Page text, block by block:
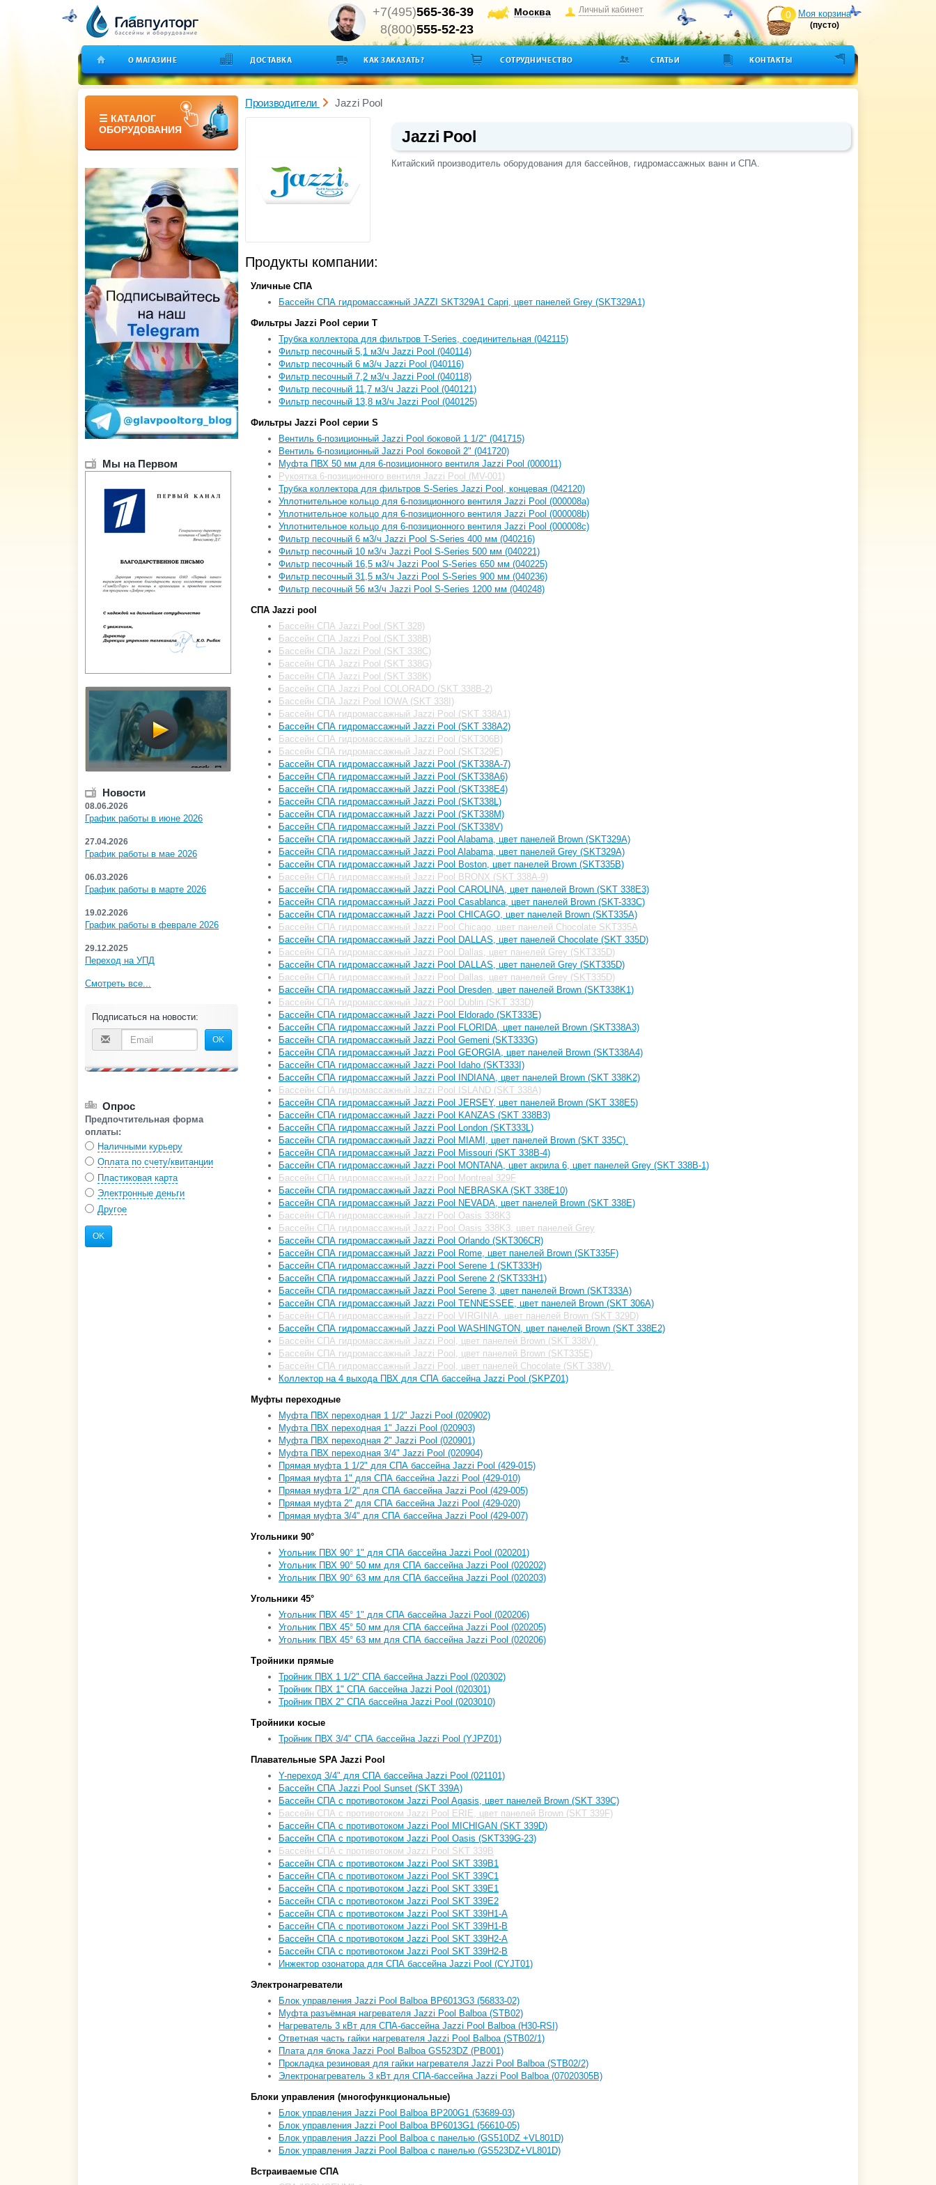
+7(495)565-36-39
8(800)555-52-23
Москва Личный кабинет 0 Моя корзина
(пусто)
О МАГАЗИНЕ ДОСТАВКА КАК ЗАКАЗАТЬ? СОТРУДНИЧЕСТВО СТАТЬИ КОНТАКТЫ
☰ КАТАЛОГ
ОБОРУДОВАНИЯ
Мы на Первом
Новости
08.06.2026
График работы в июне 2026
27.04.2026
График работы в мае 2026
06.03.2026
График работы в марте 2026
19.02.2026
График работы в феврале 2026
29.12.2025
Переход на УПД
Смотреть все...
Подписаться на новости:
OK
Опрос
Предпочтительная форма
оплаты:
Наличными курьеру
Оплата по счету/квитанции
Пластиковая карта
Электронные деньги
Другое
OK
Производители Jazzi Pool
Jazzi Pool
Китайский производитель оборудования для бассейнов, гидромассажных ванн и СПА.
Продукты компании:
Уличные СПА
Бассейн СПА гидромассажный JAZZI SKT329A1 Capri, цвет панелей Grey (SKT329A1)
Фильтры Jazzi Pool серии T
Трубка коллектора для фильтров T-Series, соединительная (042115)
Фильтр песочный 5,1 м3/ч Jazzi Pool (040114)
Фильтр песочный 6 м3/ч Jazzi Pool (040116)
Фильтр песочный 7,2 м3/ч Jazzi Pool (040118)
Фильтр песочный 11,7 м3/ч Jazzi Pool (040121)
Фильтр песочный 13,8 м3/ч Jazzi Pool (040125)
Фильтры Jazzi Pool серии S
Вентиль 6-позиционный Jazzi Pool боковой 1 1/2" (041715)
Вентиль 6-позиционный Jazzi Pool боковой 2" (041720)
Муфта ПВХ 50 мм для 6-позиционного вентиля Jazzi Pool (000011)
Рукоятка 6-позиционного вентиля Jazzi Pool (MV-001)
Трубка коллектора для фильтров S-Series Jazzi Pool, концевая (042120)
Уплотнительное кольцо для 6-позиционного вентиля Jazzi Pool (000008a)
Уплотнительное кольцо для 6-позиционного вентиля Jazzi Pool (000008b)
Уплотнительное кольцо для 6-позиционного вентиля Jazzi Pool (000008c)
Фильтр песочный 6 м3/ч Jazzi Pool S-Series 400 мм (040216)
Фильтр песочный 10 м3/ч Jazzi Pool S-Series 500 мм (040221)
Фильтр песочный 16,5 м3/ч Jazzi Pool S-Series 650 мм (040225)
Фильтр песочный 31,5 м3/ч Jazzi Pool S-Series 900 мм (040236)
Фильтр песочный 56 м3/ч Jazzi Pool S-Series 1200 мм (040248)
СПА Jazzi pool
Бассейн СПА Jazzi Pool (SKT 328)
Бассейн СПА Jazzi Pool (SKT 338B)
Бассейн СПА Jazzi Pool (SKT 338C)
Бассейн СПА Jazzi Pool (SKT 338G)
Бассейн СПА Jazzi Pool (SKT 338K)
Бассейн СПА Jazzi Pool COLORADO (SKT 338B-2)
Бассейн СПА Jazzi Pool IOWA (SKT 338I)
Бассейн СПА гидромассажный Jazzi Pool (SKT 338A1)
Бассейн СПА гидромассажный Jazzi Pool (SKT 338A2)
Бассейн СПА гидромассажный Jazzi Pool (SKT306B)
Бассейн СПА гидромассажный Jazzi Pool (SKT329E)
Бассейн СПА гидромассажный Jazzi Pool (SKT338A-7)
Бассейн СПА гидромассажный Jazzi Pool (SKT338A6)
Бассейн СПА гидромассажный Jazzi Pool (SKT338E4)
Бассейн СПА гидромассажный Jazzi Pool (SKT338L)
Бассейн СПА гидромассажный Jazzi Pool (SKT338M)
Бассейн СПА гидромассажный Jazzi Pool (SKT338V)
Бассейн СПА гидромассажный Jazzi Pool Alabama, цвет панелей Brown (SKT329A)
Бассейн СПА гидромассажный Jazzi Pool Alabama, цвет панелей Grey (SKT329A)
Бассейн СПА гидромассажный Jazzi Pool Boston, цвет панелей Brown (SKT335B)
Бассейн СПА гидромассажный Jazzi Pool BRONX (SKT 338A-9)
Бассейн СПА гидромассажный Jazzi Pool CAROLINA, цвет панелей Brown (SKT 338E3)
Бассейн СПА гидромассажный Jazzi Pool Casablanca, цвет панелей Brown (SKT-333C)
Бассейн СПА гидромассажный Jazzi Pool CHICAGO, цвет панелей Brown (SKT335A)
Бассейн СПА гидромассажный Jazzi Pool Chicago, цвет панелей Chocolate SKT335A
Бассейн СПА гидромассажный Jazzi Pool DALLAS, цвет панелей Chocolate (SKT 335D)
Бассейн СПА гидромассажный Jazzi Pool Dallas, цвет панелей Grey (SKT335D)
Бассейн СПА гидромассажный Jazzi Pool DALLAS, цвет панелей Grey (SKT335D)
Бассейн СПА гидромассажный Jazzi Pool Dallas, цвет панелей Grey (SKT335D)
Бассейн СПА гидромассажный Jazzi Pool Dresden, цвет панелей Brown (SKT338K1)
Бассейн СПА гидромассажный Jazzi Pool Dublin (SKT 333D)
Бассейн СПА гидромассажный Jazzi Pool Eldorado (SKT333E)
Бассейн СПА гидромассажный Jazzi Pool FLORIDA, цвет панелей Brown (SKT338A3)
Бассейн СПА гидромассажный Jazzi Pool Gemeni (SKT333G)
Бассейн СПА гидромассажный Jazzi Pool GEORGIA, цвет панелей Brown (SKT338A4)
Бассейн СПА гидромассажный Jazzi Pool Idaho (SKT333I)
Бассейн СПА гидромассажный Jazzi Pool INDIANA, цвет панелей Brown (SKT 338K2)
Бассейн СПА гидромассажный Jazzi Pool ISLAND (SKT 338A)
Бассейн СПА гидромассажный Jazzi Pool JERSEY, цвет панелей Brown (SKT 338E5)
Бассейн СПА гидромассажный Jazzi Pool KANZAS (SKT 338B3)
Бассейн СПА гидромассажный Jazzi Pool London (SKT333L)
Бассейн СПА гидромассажный Jazzi Pool MIAMI, цвет панелей Brown (SKT 335C)
Бассейн СПА гидромассажный Jazzi Pool Missouri (SKT 338B-4)
Бассейн СПА гидромассажный Jazzi Pool MONTANA, цвет акрила 6, цвет панелей Grey (SKT 338B-1)
Бассейн СПА гидромассажный Jazzi Pool Montreal 329F
Бассейн СПА гидромассажный Jazzi Pool NEBRASKA (SKT 338E10)
Бассейн СПА гидромассажный Jazzi Pool NEVADA, цвет панелей Brown (SKT 338E)
Бассейн СПА гидромассажный Jazzi Pool Oasis 338K3
Бассейн СПА гидромассажный Jazzi Pool Oasis 338K3, цвет панелей Grey
Бассейн СПА гидромассажный Jazzi Pool Orlando (SKT306СR)
Бассейн СПА гидромассажный Jazzi Pool Rome, цвет панелей Brown (SKT335F)
Бассейн СПА гидромассажный Jazzi Pool Serene 1 (SKT333H)
Бассейн СПА гидромассажный Jazzi Pool Serene 2 (SKT333H1)
Бассейн СПА гидромассажный Jazzi Pool Serene 3, цвет панелей Brown (SKT333A)
Бассейн СПА гидромассажный Jazzi Pool TENNESSEE, цвет панелей Brown (SKT 306A)
Бассейн СПА гидромассажный Jazzi Pool VIRGINIA, цвет панелей Brown (SKT 329D)
Бассейн СПА гидромассажный Jazzi Pool WASHINGTON, цвет панелей Brown (SKT 338E2)
Бассейн СПА гидромассажный Jazzi Pool, цвет панелей Brown (SKT 338V)
Бассейн СПА гидромассажный Jazzi Pool, цвет панелей Brown (SKT335E)
Бассейн СПА гидромассажный Jazzi Pool, цвет панелей Chocolate (SKT 338V)
Коллектор на 4 выхода ПВХ для СПА бассейна Jazzi Pool (SKPZ01)
Муфты переходные
Муфта ПВХ переходная 1 1/2" Jazzi Pool (020902)
Муфта ПВХ переходная 1" Jazzi Pool (020903)
Муфта ПВХ переходная 2" Jazzi Pool (020901)
Муфта ПВХ переходная 3/4" Jazzi Pool (020904)
Прямая муфта 1 1/2" для СПА бассейна Jazzi Pool (429-015)
Прямая муфта 1" для СПА бассейна Jazzi Pool (429-010)
Прямая муфта 1/2" для СПА бассейна Jazzi Pool (429-005)
Прямая муфта 2" для СПА бассейна Jazzi Pool (429-020)
Прямая муфта 3/4" для СПА бассейна Jazzi Pool (429-007)
Угольники 90°
Угольник ПВХ 90° 1" для СПА бассейна Jazzi Pool (020201)
Угольник ПВХ 90° 50 мм для СПА бассейна Jazzi Pool (020202)
Угольник ПВХ 90° 63 мм для СПА бассейна Jazzi Pool (020203)
Угольники 45°
Угольник ПВХ 45° 1" для СПА бассейна Jazzi Pool (020206)
Угольник ПВХ 45° 50 мм для СПА бассейна Jazzi Pool (020205)
Угольник ПВХ 45° 63 мм для СПА бассейна Jazzi Pool (020206)
Тройники прямые
Тройник ПВХ 1 1/2" СПА бассейна Jazzi Pool (020302)
Тройник ПВХ 1" СПА бассейна Jazzi Pool (020301)
Тройник ПВХ 2" СПА бассейна Jazzi Pool (0203010)
Тройники косые
Тройник ПВХ 3/4" СПА бассейна Jazzi Pool (YJPZ01)
Плавательные SPA Jazzi Pool
Y-переход 3/4" для СПА бассейна Jazzi Pool (021101)
Бассейн СПА Jazzi Pool Sunset (SKT 339A)
Бассейн СПА с противотоком Jazzi Pool Agasis, цвет панелей Brown (SKT 339C)
Бассейн СПА с противотоком Jazzi Pool ERIE, цвет панелей Brown (SKT 339F)
Бассейн СПА с противотоком Jazzi Pool MICHIGAN (SKT 339D)
Бассейн СПА с противотоком Jazzi Pool Oasis (SKT339G-23)
Бассейн СПА с противотоком Jazzi Pool SKT 339B
Бассейн СПА с противотоком Jazzi Pool SKT 339B1
Бассейн СПА с противотоком Jazzi Pool SKT 339C1
Бассейн СПА с противотоком Jazzi Pool SKT 339E1
Бассейн СПА с противотоком Jazzi Pool SKT 339E2
Бассейн СПА с противотоком Jazzi Pool SKT 339H1-A
Бассейн СПА с противотоком Jazzi Pool SKT 339H1-B
Бассейн СПА с противотоком Jazzi Pool SKT 339H2-A
Бассейн СПА с противотоком Jazzi Pool SKT 339H2-B
Инжектор озонатора для СПА бассейна Jazzi Pool (CYJT01)
Электронагреватели
Блок управления Jazzi Pool Balboa BP6013G3 (56833-02)
Муфта разъёмная нагревателя Jazzi Pool Balboa (STB02)
Нагреватель 3 кВт для СПА-бассейна Jazzi Pool Balboa (H30-RSI)
Ответная часть гайки нагревателя Jazzi Pool Balboa (STB02/1)
Плата для блока Jazzi Pool Balboa GS523DZ (PB001)
Прокладка резиновая для гайки нагревателя Jazzi Pool Balboa (STB02/2)
Электронагреватель 3 кВт для СПА-бассейна Jazzi Pool Balboa (07020305B)
Блоки управления (многофункциональные)
Блок управления Jazzi Pool Balboa BP200G1 (53689-03)
Блок управления Jazzi Pool Balboa BP6013G1 (56610-05)
Блок управления Jazzi Pool Balboa с панелью (GS510DZ +VL801D)
Блок управления Jazzi Pool Balboa с панелью (GS523DZ+VL801D)
Встраиваемые СПА